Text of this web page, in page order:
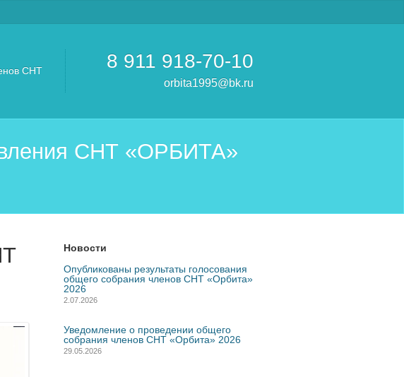
СНТ 8 911 918-70-10
orbita1995@bk.ru
СНТ «ОРБИТА»
Новости
Опубликованы результаты голосования
общего собрания членов СНТ «Орбита»
2026
2.07.2026
Уведомление о проведении общего
собрания членов СНТ «Орбита» 2026
29.05.2026